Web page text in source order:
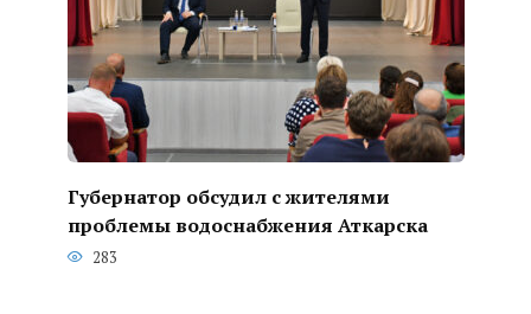
Губернатор обсудил с жителями
проблемы водоснабжения Аткарска
283